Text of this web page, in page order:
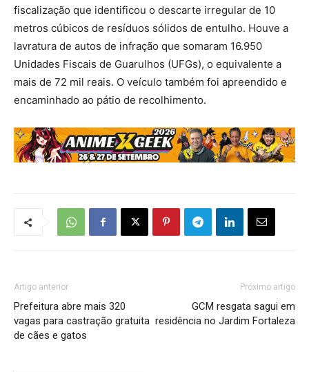
fiscalização que identificou o descarte irregular de 10
metros cúbicos de resíduos sólidos de entulho. Houve a
lavratura de autos de infração que somaram 16.950
Unidades Fiscais de Guarulhos (UFGs), o equivalente a
mais de 72 mil reais. O veículo também foi apreendido e
encaminhado ao pátio de recolhimento.
Artigo anterior
Prefeitura abre mais 320
vagas para castração gratuita
de cães e gatos
Próximo artigo
GCM resgata sagui em
residência no Jardim Fortaleza